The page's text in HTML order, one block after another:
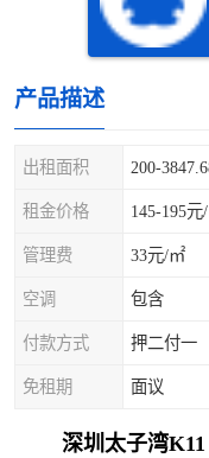
产品描述
出租面积 200-
租金价格 145-195元
管理费 33元/㎡
空调 包含
付款方式 押二付一
免租期 面议
深圳太子湾
龙岗区
宝安西乡
光明区
龙华观澜